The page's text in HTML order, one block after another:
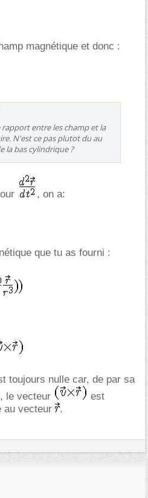
magnétique et donc :
rapport entre les champ et la
N'est ce pas plutot du au
la bas cylindrique ?
, on a:
que tu as fourni :
toujours nulle car, de par sa
le vecteur
est
au vecteur
.